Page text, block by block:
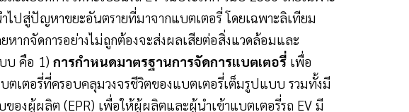
ไปสู่ปัญหาขยะอันตรายที่มาจากแบตเตอรี่ โดยเฉพาะลิเทียม
ากจัดการอย่างไม่ถูกต้องจะส่งผลเสียต่อสิ่งแวดล้อมและ
บ คือ 1) การกำหนดมาตรฐานการจัดการแบตเตอรี่เพื่อ
ตเตอรี่ที่ครอบคลุมวงจรชีวิตของแบตเตอรี่เต็มรูปแบบ รวมทั้งมี
ของผู้ผลิต (EPR) เพื่อให้ผู้ผลิตและผู้นำเข้าแบตเตอรี่รถ EV มี